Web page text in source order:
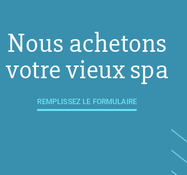
Nous achetons
votre vieux spa
REMPLISSEZ LE FORMULAIRE